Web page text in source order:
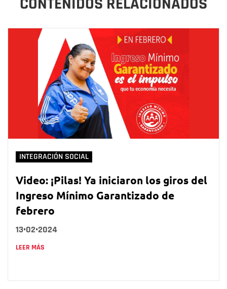
INTEGRACIÓN SOCIAL
Video: ¡Pilas! Ya iniciaron los giros del
Ingreso Mínimo Garantizado de
febrero
13•02•2024
LEER MÁS